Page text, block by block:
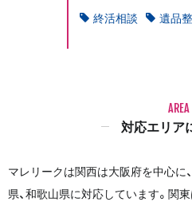
終活相談
遺品
AREA
対応エリア
マレリークは関西は大阪府を中心に
県、和歌山県に対応しています。関